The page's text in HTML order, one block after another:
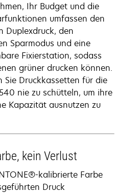
Ihr Budget und die
umfassen den
Duplexdruck, den
Sparmodus und eine
Fixierstation, sodass
grüner drucken können.
Sie Druckkassetten für die
nie zu schütteln, um ihre
Kapazität ausnutzen zu
kein Verlust
kalibrierte Farbe
Druck